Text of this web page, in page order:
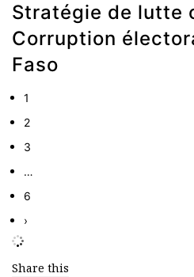
Stratégie de lutte
Corruption
Faso
1
2
3
…
6
›
Share this